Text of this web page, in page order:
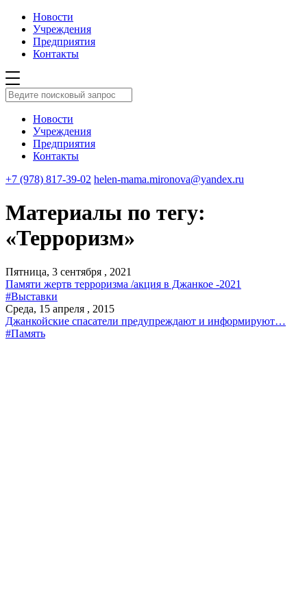
Новости
Учреждения
Предприятия
Контакты
Новости
Учреждения
Предприятия
Контакты
+7 (978) 817-39-02 helen-mama.mironova@yandex.ru
Материалы по тегу:
«Терроризм»
Пятница, 3 сентября , 2021
Памяти жертв терроризма /акция в Джанкое -2021
#Выставки
Среда, 15 апреля , 2015
Джанкойские спасатели предупреждают и информируют…
#Память